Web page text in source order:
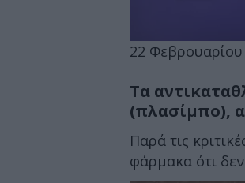
22
Τα
(πλασίμπο),
Παρά τις
φάρμακα ότι